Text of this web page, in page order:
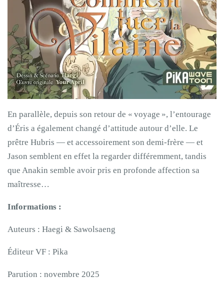
En parallèle, depuis son retour de « voyage », l’entourage
d’Éris a également changé d’attitude autour d’elle. Le
prêtre Hubris — et accessoirement son demi-frère — et
Jason semblent en effet la regarder différemment, tandis
que Anakin semble avoir pris en profonde affection sa
maîtresse…
Informations :
Auteurs : Haegi & Sawolsaeng
Éditeur VF : Pika
Parution : novembre 2025